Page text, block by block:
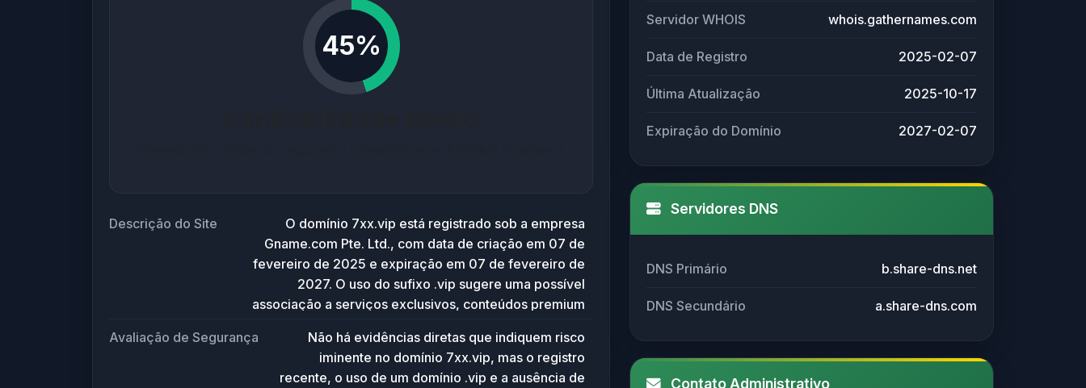
45%
Descrição do Site
O domínio 7xx.vip está registrado sob a empresa
Gname.com Pte. Ltd., com data de criação em 07 de
fevereiro de 2025 e expiração em 07 de fevereiro de
2027. O uso do sufixo .vip sugere uma possível
associação a serviços exclusivos, conteúdos premium
específicos. Os servidores de nome indicados
(b.share-dns.net e a.share-dns.com) pertencem a
provedores de DNS genéricos, o que não fornece
Avaliação de Segurança
Não há evidências diretas que indiquem risco
iminente no domínio 7xx.vip, mas o registro
recente, o uso de um domínio .vip e a ausência de
Servidor WHOIS whois.gathernames.com
Data de Registro 2025-02-07
Última Atualização 2025-10-17
Expiração do Domínio 2027-02-07
Servidores DNS
DNS Primário b.share-dns.net
DNS Secundário a.share-dns.com
Contato Administrativo